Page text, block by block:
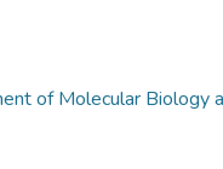
of Molecular Biology